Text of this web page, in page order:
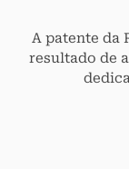
A patente da
resultado de